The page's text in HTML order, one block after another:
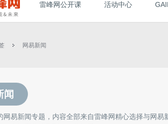
雷峰网公开课 活动中心
网易新闻
闻
网易新闻专题，内容全部来自雷峰网精心选择与网易